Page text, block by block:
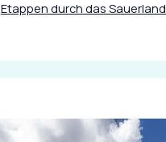
Etappen durch das Sauerland